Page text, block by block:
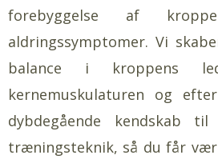
forebyggelse af
aldringssymptomer. Vi
balance i kroppens
kernemuskulaturen og
dybdegående kendskab
træningsteknik, så du får